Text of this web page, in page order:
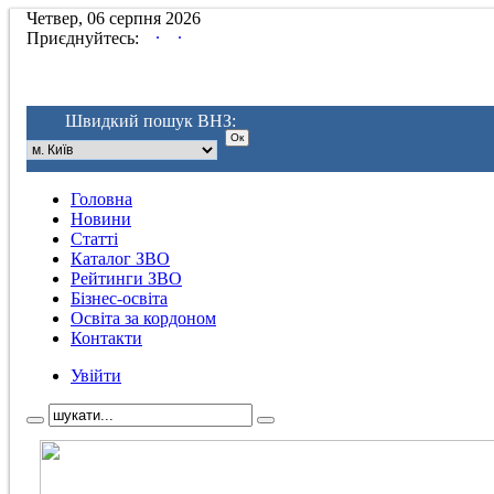
Четвер, 06 серпня 2026
Приєднуйтесь:
. .
Швидкий пошук ВНЗ:
Головна
Новини
Статті
Каталог ЗВО
Рейтинги ЗВО
Бізнес-освіта
Освіта за кордоном
Контакти
Увійти